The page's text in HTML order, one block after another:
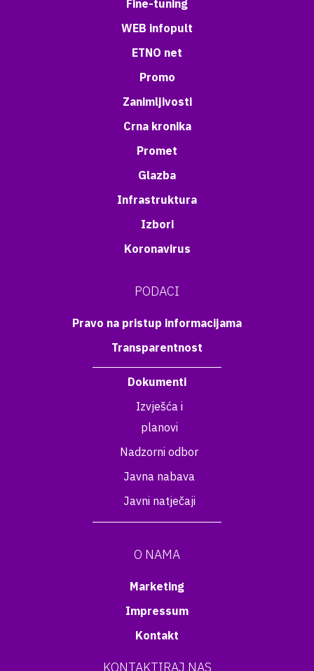
Fine-tuning
WEB infopult
ETNO net
Promo
Zanimljivosti
Crna kronika
Promet
Glazba
Infrastruktura
Izbori
Koronavirus
PODACI
Pravo na pristup informacijama
Transparentnost
Dokumenti
Izvješća i
planovi
Nadzorni odbor
Javna nabava
Javni natječaji
O NAMA
Marketing
Impressum
Kontakt
KONTAKTIRAJ NAS